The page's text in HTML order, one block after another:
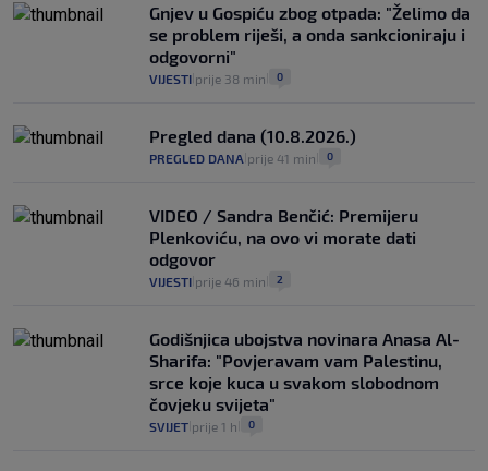
Gnjev u Gospiću zbog otpada: "Želimo da
se problem riješi, a onda sankcioniraju i
odgovorni"
VIJESTI prije 38 min 0
Pregled dana (10.8.2026.)
PREGLED DANA prije 41 min 0
VIDEO / Sandra Benčić: Premijeru
Plenkoviću, na ovo vi morate dati
odgovor
VIJESTI prije 46 min 2
Godišnjica ubojstva novinara Anasa Al-
Sharifa: "Povjeravam vam Palestinu,
srce koje kuca u svakom slobodnom
čovjeku svijeta"
SVIJET prije 1 h 0